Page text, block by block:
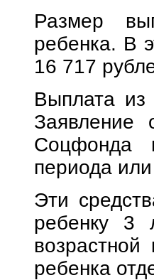
Размер
ребенка. В
16 717
Выплата из
Заявление
Соцфонда
периода
Эти
ребенку 3
возрастной
ребенка